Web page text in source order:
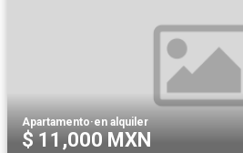
Apartamento·en alquiler
$ 11,000 MXN